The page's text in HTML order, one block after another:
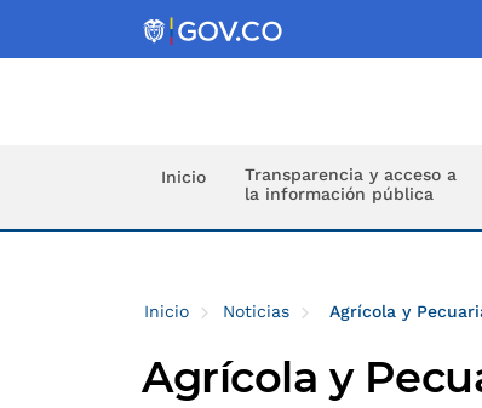
Inicio
Transparencia y acceso a
la información pública
Inicio Noticias Agrícola y
Agrícola y